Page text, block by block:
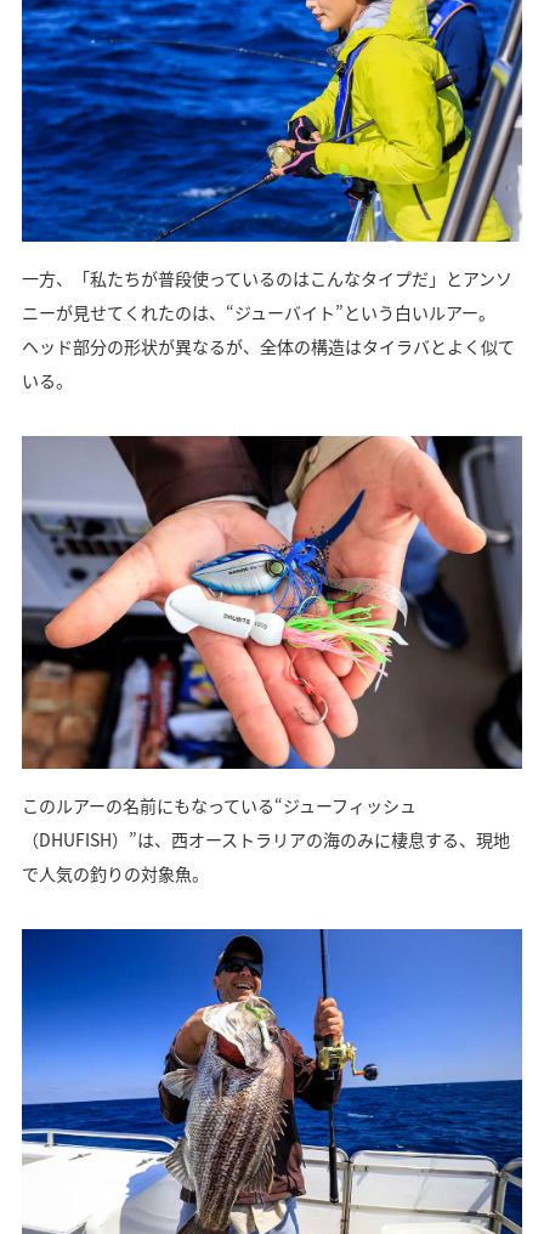
一方、「私たちが普段使っているのはこんなタイプだ」とアンソ
ニーが見せてくれたのは、“ジューバイト”という白いルアー。
ヘッド部分の形状が異なるが、全体の構造はタイラバとよく似て
いる。
このルアーの名前にもなっている“ジューフィッシュ
（DHUFISH）”は、西オーストラリアの海のみに棲息する、現地
で人気の釣りの対象魚。